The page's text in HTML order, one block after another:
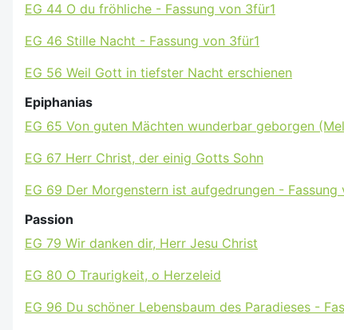
EG 44 O du fröhliche - Fassung von 3für1
EG 46 Stille Nacht - Fassung von 3für1
EG 56 Weil Gott in tiefster Nacht erschienen
Epiphanias
EG 65 Von guten Mächten wunderbar geborgen
EG 67 Herr Christ, der einig Gotts Sohn
EG 69 Der Morgenstern ist aufgedrungen - Fassung
Passion
EG 79 Wir danken dir, Herr Jesu Christ
EG 80 O Traurigkeit, o Herzeleid
EG 96 Du schöner Lebensbaum des Paradieses -